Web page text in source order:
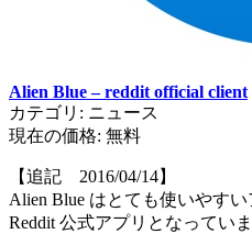
Alien Blue – reddit official client
カテゴリ: ニュース
現在の価格: 無料
【追記 2016/04/14】
Alien Blue はとても使いやす
Reddit 公式アプリとなってい